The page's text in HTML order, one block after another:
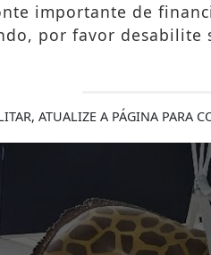
importante de
por favor desabilite
ATUALIZE A PÁGINA PARA